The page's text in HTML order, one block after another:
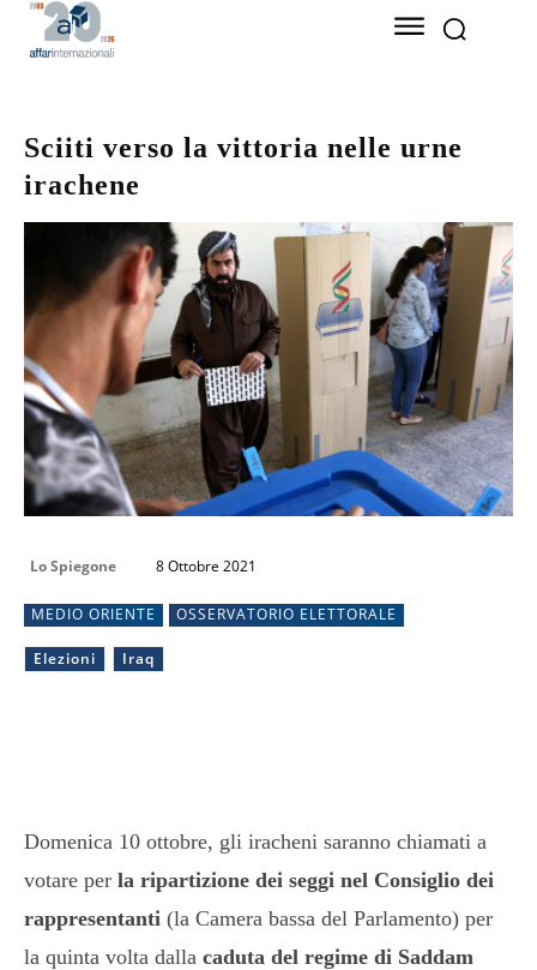
Sciiti verso la vittoria nelle urne
irachene
Lo Spiegone 8 Ottobre 2021
MEDIO ORIENTE OSSERVATORIO ELETTORALE
Elezioni Iraq
Domenica 10 ottobre, gli iracheni saranno chiamati a
votare per la ripartizione dei seggi nel Consiglio dei
rappresentanti (la Camera bassa del Parlamento) per
la quinta volta dalla caduta del regime di Saddam